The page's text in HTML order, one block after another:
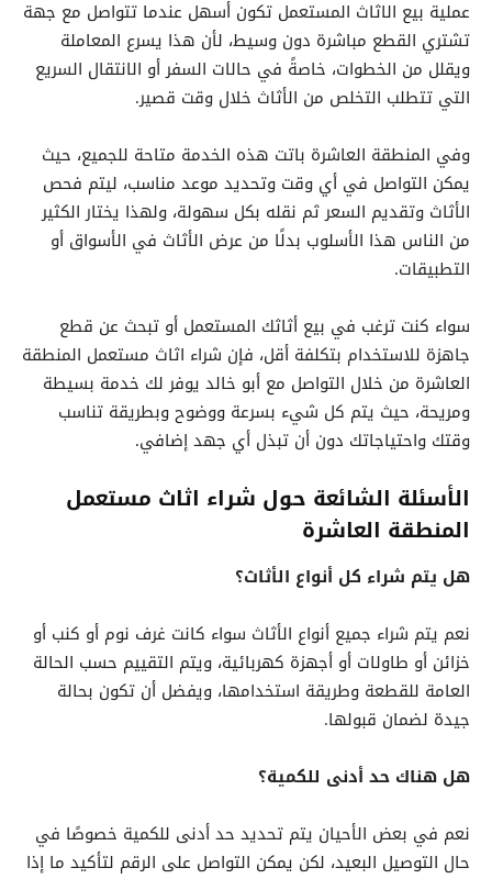
عملية بيع الاثاث المستعمل تكون أسهل عندما تتواصل مع جهة
تشتري القطع مباشرة دون وسيط، لأن هذا يسرع المعاملة
ويقلل من الخطوات، خاصةً في حالات السفر أو الانتقال السريع
التي تتطلب التخلص من الأثاث خلال وقت قصير.
وفي المنطقة العاشرة باتت هذه الخدمة متاحة للجميع، حيث
يمكن التواصل في أي وقت وتحديد موعد مناسب، ليتم فحص
الأثاث وتقديم السعر ثم نقله بكل سهولة، ولهذا يختار الكثير
من الناس هذا الأسلوب بدلًا من عرض الأثاث في الأسواق أو
التطبيقات.
سواء كنت ترغب في بيع أثاثك المستعمل أو تبحث عن قطع
جاهزة للاستخدام بتكلفة أقل، فإن شراء اثاث مستعمل المنطقة
العاشرة من خلال التواصل مع أبو خالد يوفر لك خدمة بسيطة
ومريحة، حيث يتم كل شيء بسرعة ووضوح وبطريقة تناسب
وقتك واحتياجاتك دون أن تبذل أي جهد إضافي.
الأسئلة الشائعة حول شراء اثاث مستعمل
المنطقة العاشرة
هل يتم شراء كل أنواع الأثاث؟
نعم يتم شراء جميع أنواع الأثاث سواء كانت غرف نوم أو كنب أو
خزائن أو طاولات أو أجهزة كهربائية، ويتم التقييم حسب الحالة
العامة للقطعة وطريقة استخدامها، ويفضل أن تكون بحالة
جيدة لضمان قبولها.
هل هناك حد أدنى للكمية؟
نعم في بعض الأحيان يتم تحديد حد أدنى للكمية خصوصًا في
حال التوصيل البعيد، لكن يمكن التواصل على الرقم لتأكيد ما إذا